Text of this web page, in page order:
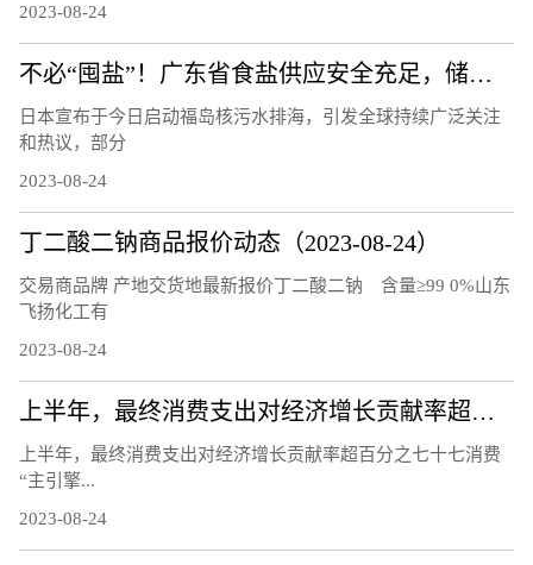
2023-08-24
不必“囤盐”！广东省食盐供应安全充足，储备量达10.8万吨
日本宣布于今日启动福岛核污水排海，引发全球持续广泛关注
和热议，部分
2023-08-24
丁二酸二钠商品报价动态（2023-08-24）
交易商品牌 产地交货地最新报价丁二酸二钠 含量≥99 0%山东
飞扬化工有
2023-08-24
上半年，最终消费支出对经济增长贡献率超百分之七十七 消费“主引擎”作用进一步凸显（经济新方位）
上半年，最终消费支出对经济增长贡献率超百分之七十七消费
“主引擎...
2023-08-24